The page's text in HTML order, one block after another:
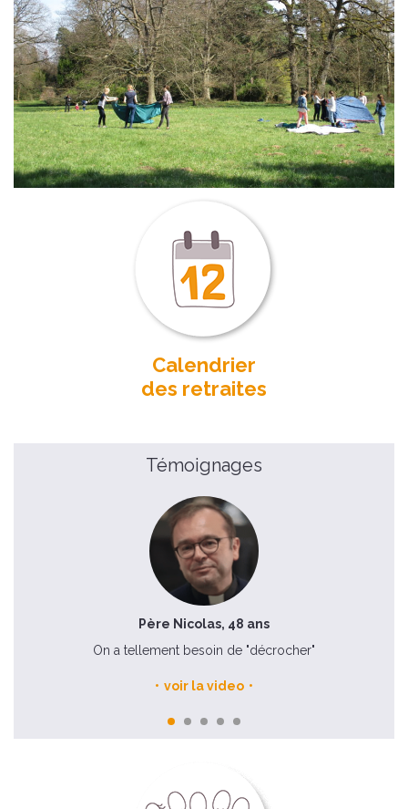
Calendrier
des retraites
Témoignages
Père Nicolas, 48 ans
On a tellement besoin de "décrocher"
voir la video